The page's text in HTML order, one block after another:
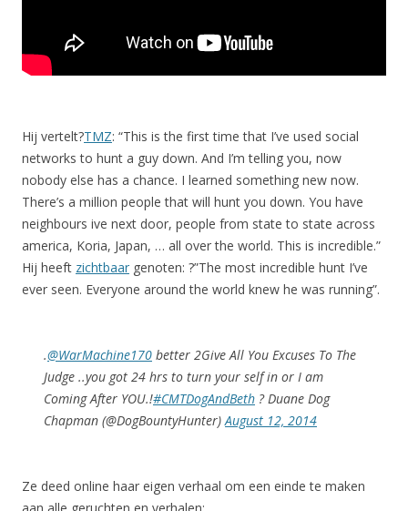
Hij vertelt?TMZ: “This is the first time that I’ve used social
networks to hunt a guy down. And I’m telling you, now
nobody else has a chance. I learned something new now.
There’s a million people that will hunt you down. You have
neighbours ive next door, people from state to state across
america, Koria, Japan, … all over the world. This is incredible.”
Hij heeft zichtbaar genoten: ?”The most incredible hunt I’ve
ever seen. Everyone around the world knew he was running”.
.@WarMachine170 better 2Give All You Excuses To The
Judge ..you got 24 hrs to turn your self in or I am
Coming After YOU.!#CMTDogAndBeth ? Duane Dog
Chapman (@DogBountyHunter)August 12, 2014
Ze deed online haar eigen verhaal om een einde te maken